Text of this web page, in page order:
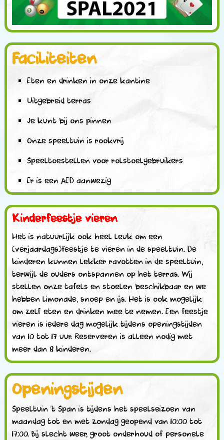
Faciliteiten
Eten en drinken in onze kantine
Uitgebreid terras
Je kunt bij ons pinnen
Onze speeltuin is rookvrij
Speeltoestellen voor rolstoelgebruikers
Er is een AED aanwezig
Kinderfeestje vieren
Het is natuurlijk ook heel leuk om een
(verjaardags)feestje te vieren in de speeltuin. De
kinderen kunnen lekker ravotten in de speeltuin,
terwijl de ouders ontspannen op het terras. Wij
stellen onze tafels en stoelen beschikbaar en we
hebben limonade, snoep en ijs. Het is ook mogelijk
om zelf eten en drinken mee te nemen. Een feestje
vieren is iedere dag mogelijk tijdens openingstijden
van 10 tot 17 uur. Reserveren is alleen nodig met
meer dan 8 kinderen.
Openingstijden
Speeltuin ’t Span is tijdens het speelseizoen van
maandag tot en met zondag geopend van 10:00 tot
17:00. Bij slecht weer, groot onderhoud of personele